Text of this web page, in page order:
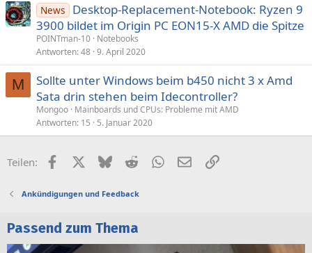
News
Desktop-Replacement-Notebook: Ryzen 9
3900 bildet im Origin PC EON15-X AMD die Spitze
POINTman-10 Notebooks
Antworten 48 9. April 2020
M
Sollte unter Windows beim b450 nicht 3 x Amd
Sata drin stehen beim Idecontroller?
Mongoo Mainboards und CPUs: Probleme mit AMD
Antworten 15 5. Januar 2020
Teilen: FacebookX (Twitter)
BlueskyRedditWhatsApp
E-MailLink
Ankündigungen und Feedback
Passend zum Thema